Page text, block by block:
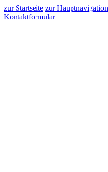
zur Startseite zur Hauptnavigation
Kontaktformular